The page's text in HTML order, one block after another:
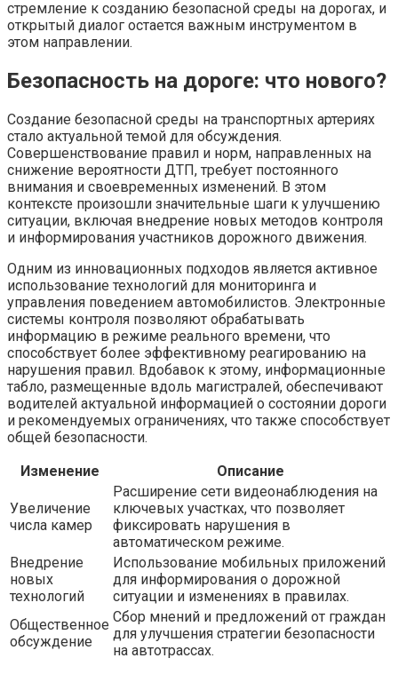
стремление к созданию безопасной среды на дорогах, и
открытый диалог остается важным инструментом в
этом направлении.
Безопасность на дороге: что нового?
Создание безопасной среды на транспортных артериях
стало актуальной темой для обсуждения.
Совершенствование правил и норм, направленных на
снижение вероятности ДТП, требует постоянного
внимания и своевременных изменений. В этом
контексте произошли значительные шаги к улучшению
ситуации, включая внедрение новых методов контроля
и информирования участников дорожного движения.
Одним из инновационных подходов является активное
использование технологий для мониторинга и
управления поведением автомобилистов. Электронные
системы контроля позволяют обрабатывать
информацию в режиме реального времени, что
способствует более эффективному реагированию на
нарушения правил. Вдобавок к этому, информационные
табло, размещенные вдоль магистралей, обеспечивают
водителей актуальной информацией о состоянии дороги
и рекомендуемых ограничениях, что также способствует
общей безопасности.
Изменение
Описание
Увеличение
числа камер
Расширение сети видеонаблюдения на
ключевых участках, что позволяет
фиксировать нарушения в
автоматическом режиме.
Внедрение
новых
технологий
Использование мобильных приложений
для информирования о дорожной
ситуации и изменениях в правилах.
Общественное
обсуждение
Сбор мнений и предложений от граждан
для улучшения стратегии безопасности
на автотрассах.